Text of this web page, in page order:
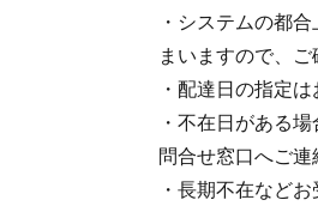
・システムの都
まいますので、ご
・配達日の指定
・不在日がある
問合せ窓口へご連
・長期不在など